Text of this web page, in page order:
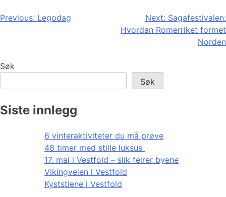
Innleggsnavigasjon
Previous: Legodag Next: Sagafestivalen:
Hvordan Romerriket formet
Norden
Søk
Søk
Siste innlegg
6 vinteraktiviteter du må prøve
48 timer med stille luksus
17. mai i Vestfold – slik feirer byene
Vikingveien i Vestfold
Kyststiene i Vestfold